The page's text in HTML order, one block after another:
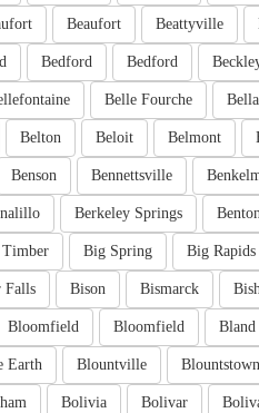
Beattyville
Beaufort
Bedford
Bedford
Belle Fourche
Belmont
Beloit
Belton
Bennettsville
Benson
Berkeley Springs
Big Rapids
Big Spring
Bismarck
Bison
Falls
Bland
Bloomfield
Bloomfield
Blountstown
Blountville
Earth
Bolivar
Bolivia